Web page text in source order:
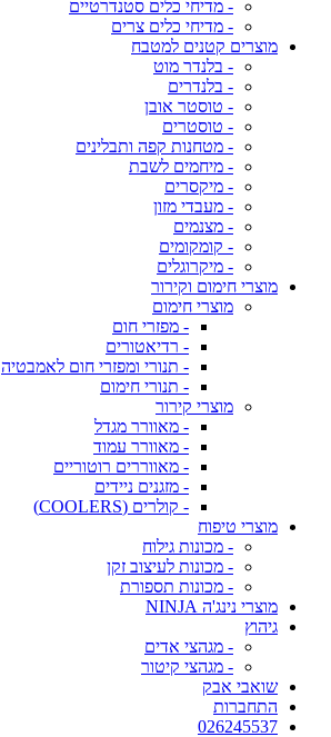
- מדיחי כלים סטנדרטיים
- מדיחי כלים צרים
מוצרים קטנים למטבח
- בלנדר מוט
- בלנדרים
- טוסטר אובן
- טוסטרים
- מטחנות קפה ותבלינים
- מיחמים לשבת
- מיקסרים
- מעבדי מזון
- מצנמים
- קומקומים
- מיקרוגלים
מוצרי חימום וקירור
מוצרי חימום
- מפזרי חום
- רדיאטורים
- תנורי ומפזרי חום לאמבטיה
- תנורי חימום
מוצרי קירור
- מאוורר מגדל
- מאוורר עמוד
- מאווררים רוטוריים
- מזגנים ניידים
- קולרים (COOLERS)
מוצרי טיפוח
- מכונות גילוח
- מכונות לעיצוב זקן
- מכונות תספורת
מוצרי נינג'ה NINJA
גיהוץ
- מגהצי אדים
- מגהצי קיטור
שואבי אבק
התחברות
026245537